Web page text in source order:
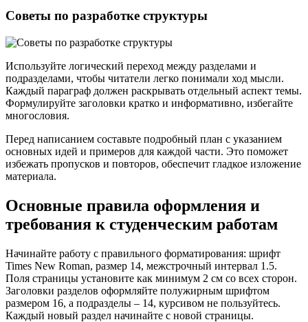
Советы по разработке структуры
Используйте логический переход между разделами и
подразделами, чтобы читатели легко понимали ход мысли.
Каждый параграф должен раскрывать отдельный аспект темы.
Формулируйте заголовки кратко и информативно, избегайте
многословия.
Перед написанием составьте подробный план с указанием
основных идей и примеров для каждой части. Это поможет
избежать пропусков и повторов, обеспечит гладкое изложение
материала.
Основные правила оформления и
требования к студенческим работам
Начинайте работу с правильного форматирования: шрифт
Times New Roman, размер 14, межстрочный интервал 1.5.
Поля страницы установите как минимум 2 см со всех сторон.
Заголовки разделов оформляйте полужирным шрифтом
размером 16, а подразделы – 14, курсивом не пользуйтесь.
Каждый новый раздел начинайте с новой страницы.